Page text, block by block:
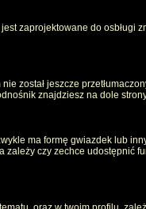
zaprojektowane do
został jeszcze
znajdziesz na dole
ma formę gwiazdek lub
czy zechce